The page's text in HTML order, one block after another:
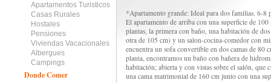
Apartamentos Turisticos
Casas Rurales
Hostales
Pensiones
Viviendas Vacacionales
Albergues
Campings
Donde Comer
*Apartamento grande: Ideal para dos familias. 6-8
El apartamento de arriba con una superficie de
plantas, la primera con baño, una habitación de
otra de 105 cm) y un salon-cocina-comedor con
encuentra un sofa convertible en dos camas de 80
planta, encontramos un baño con bañera de
habitación; abierta y con vistas sobre el salón, que
una cama matrimonial de 160 cm junto con una